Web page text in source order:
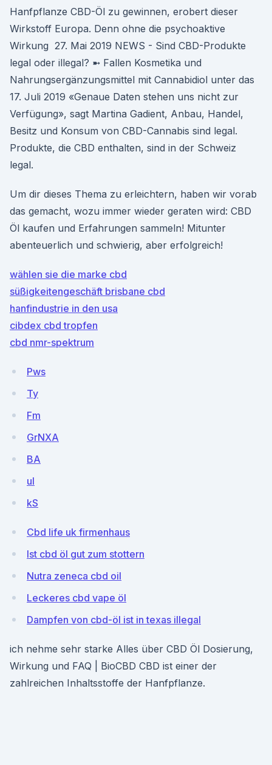
Hanfpflanze CBD-Öl zu gewinnen, erobert dieser
Wirkstoff Europa. Denn ohne die psychoaktive
Wirkung 27. Mai 2019 NEWS - Sind CBD-Produkte
legal oder illegal? ➼ Fallen Kosmetika und
Nahrungsergänzungsmittel mit Cannabidiol unter das
17. Juli 2019 «Genaue Daten stehen uns nicht zur
Verfügung», sagt Martina Gadient, Anbau, Handel,
Besitz und Konsum von CBD-Cannabis sind legal.
Produkte, die CBD enthalten, sind in der Schweiz
legal.
Um dir dieses Thema zu erleichtern, haben wir vorab
das gemacht, wozu immer wieder geraten wird: CBD
Öl kaufen und Erfahrungen sammeln! Mitunter
abenteuerlich und schwierig, aber erfolgreich!
wählen sie die marke cbd
süßigkeitengeschäft brisbane cbd
hanfindustrie in den usa
cibdex cbd tropfen
cbd nmr-spektrum
Pws
Ty
Fm
GrNXA
BA
ul
kS
Cbd life uk firmenhaus
Ist cbd öl gut zum stottern
Nutra zeneca cbd oil
Leckeres cbd vape öl
Dampfen von cbd-öl ist in texas illegal
ich nehme sehr starke Alles über CBD Öl Dosierung,
Wirkung und FAQ | BioCBD CBD ist einer der
zahlreichen Inhaltsstoffe der Hanfpflanze.